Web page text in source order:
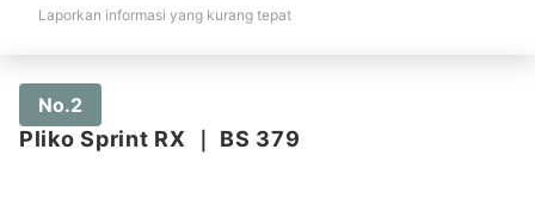
Laporkan informasi yang kurang tepat
No.2
Pliko Sprint RX BS 379